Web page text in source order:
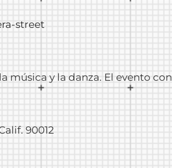
street
música y la danza. El evento
90012